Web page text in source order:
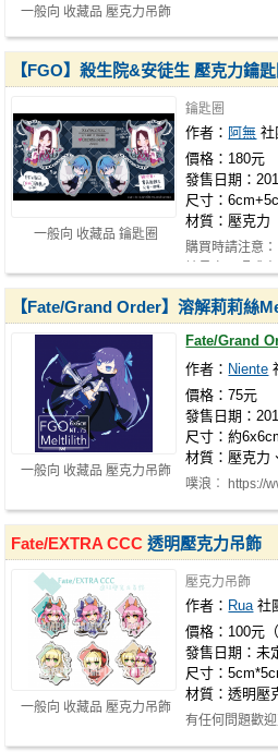
一般向 收藏品 壓克力吊飾
一般向 收藏品 鑰匙圈
【FGO】殺生院&安徒生 壓克力鑰匙
鑰匙圈
作者： 阿無 社
價格：180元
發售日期：
尺寸：
材質：壓克力
購買時請注意
一般向 收藏品 壓克力吊飾
【Fate/Grand Order】溶解莉莉絲
Fate/Grand
作者： Niente
價格：75元
發售日期：
尺寸：約
材質：壓克力
噗浪︰ https://
一般向 收藏品 壓克力吊飾
Fate/EXTRA CCC 透明壓克力吊飾
壓克力吊飾
作者： Rua 社
價格：100元
發售日期：未
尺寸：
材質：透明壓
有任何問題歡